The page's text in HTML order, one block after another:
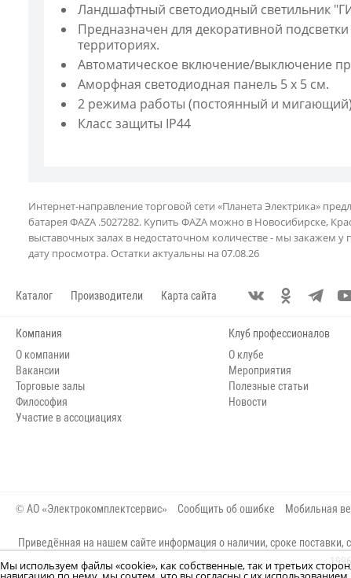
Ландшафтный светодиодный светильник
Предназначен для декоративной
территориях.
Автоматическое включение/выключение
Аморфная светодиодная панель 5 х 5 см.
2 режима работы (постоянный и мигающий)
Класс защиты IP44
Интернет-направление торговой сети «Планета Электрика»
батарея ФAZA .5027282. Купить ФAZA можно в Новосибирске,
выставочных залах в недостаточном количестве - мы закажем
дату просмотра. Остатки актуальны на 07.08.26
Мы используем файлы «cookie», как собственные, так и третьих
Каталог Производители Карта сайта
Компания
О компании
Вакансии
Торговые залы
Философия
Участие в ассоциациях
Клуб профессионалов
О клубе
Мероприятия
Полезные статьи
Новости
© АО «Электрокомплектсервис» Сообщить об ошибке Мобильная
Приведённая на нашем сайте информация о наличии, сроке поставки,